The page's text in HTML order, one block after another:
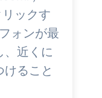
ックす
ォンが最
、近くに
ること